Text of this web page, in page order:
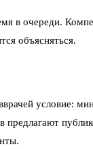
в очереди.
объясняться.
условие: